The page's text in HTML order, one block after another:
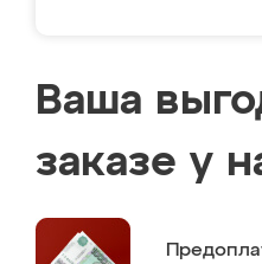
Ваша
заказе у